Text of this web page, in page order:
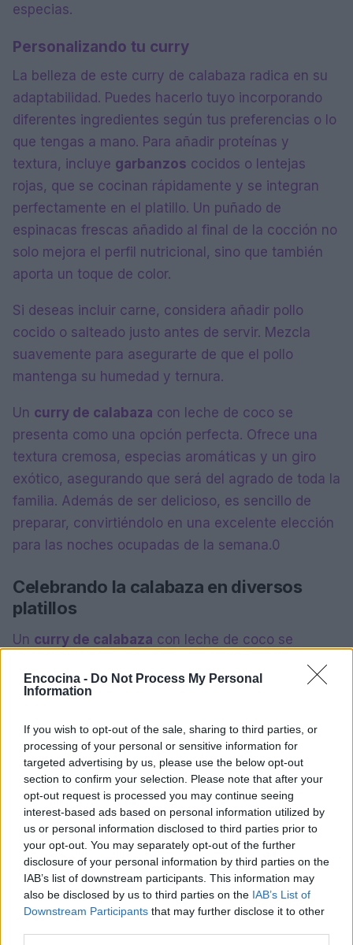
Encocina - Do Not Process My Personal
Information
If you wish to opt-out of the sale, sharing to third parties, or
processing of your personal or sensitive information for
targeted advertising by us, please use the below opt-out
section to confirm your selection. Please note that after your
opt-out request is processed you may continue seeing
interest-based ads based on personal information utilized by
us or personal information disclosed to third parties prior to
your opt-out. You may separately opt-out of the further
disclosure of your personal information by third parties on the
IAB’s list of downstream participants. This information may
also be disclosed by us to third parties on the IAB’s List of
Downstream Participants that may further disclose it to other
especias.
Personalizando tu curry
La belleza de este curry de calabaza radica en su
adaptabilidad. Puedes hacerlo tuyo incorporando
diferentes ingredientes según tus preferencias o lo
que tengas a mano. Para añadir proteínas y
textura, incluye garbanzos cocidos o lentejas
rojas, que se cocinan rápidamente y se integran
perfectamente en el platillo. Un puñado de
espinacas frescas añadido al final de la cocción no
solo mejora el perfil nutricional, sino que también
aporta un toque de color.
Si deseas incluir carne, considera añadir pollo
cocido o salteado justo antes de servir. Mezcla
suavemente para asegurarte de que el pollo
mantenga su humedad y ternura.
Un curry de calabaza con leche de coco se
presenta como una opción perfecta. Ofrece una
textura cremosa, especias aromáticas y un giro
exótico, asegurando que será del agrado de toda la
familia. Además de ser delicioso, es sencillo de
preparar, convirtiéndolo en una excelente elección
para las noches ocupadas de la semana.0
Celebrando la calabaza en diversos
platillos
Un curry de calabaza con leche de coco se
presenta como una opción perfecta. Ofrece una
textura cremosa, especias aromáticas y un giro
familia. Además de ser delicioso, es sencillo de
preparar, convirtiéndolo en una excelente elección
para las noches ocupadas de la semana.1
Uncurry de calabaza con leche de coco se
presenta como una opción perfecta. Ofrece una
textura cremosa, especias aromáticas y un giro
exótico, asegurando que será del agrado de toda la
familia. Además de ser delicioso, es sencillo de
preparar, convirtiéndolo en una excelente elección
para las noches ocupadas de la semana.2